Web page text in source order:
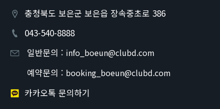
충청북도 보은군 보은읍 장속중초로 386
043-540-8888
일반문의 : info_boeun@clubd.com
예약문의 : booking_boeun@clubd.com
카카오톡 문의하기